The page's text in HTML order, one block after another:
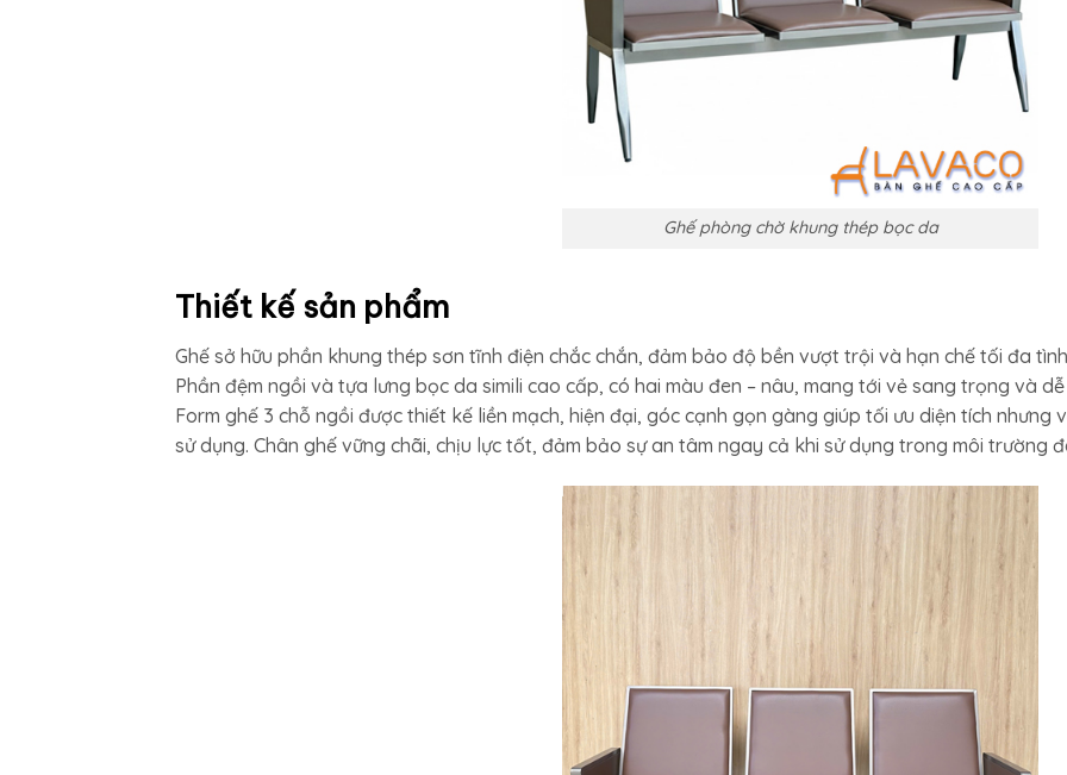
Ghế phòng chờ khung thép bọc da
Thiết kế sản phẩm
Ghế sở hữu phần khung thép sơn tĩnh điện chắc chắn, đảm bảo độ bền vượt trội và hạn chế tối đa
Phần đệm ngồi và tựa lưng bọc da simili cao cấp, có hai màu đen – nâu, mang tới vẻ sang trọng và
Form ghế 3 chỗ ngồi được thiết kế liền mạch, hiện đại, góc cạnh gọn gàng giúp tối ưu diện tích nhưng
sử dụng. Chân ghế vững chãi, chịu lực tốt, đảm bảo sự an tâm ngay cả khi sử dụng trong môi trường